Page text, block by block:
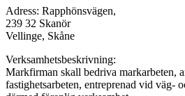
Adress: Rapphönsvägen,
239 32 Skanör
Vellinge, Skåne
Verksamhetsbeskrivning:
Markfirman skall bedriva markarbeten,
fastighetsarbeten, entreprenad vid väg-